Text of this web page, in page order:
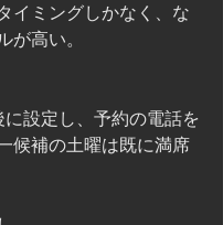
イミングしかなく、な
が高い。
に設定し、予約の電話を
候補の土曜は既に満席